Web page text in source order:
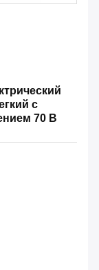
с
70 В